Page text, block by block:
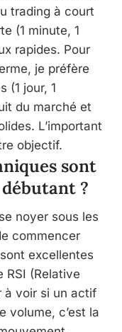
trading à court
(1 minute, 1
rapides. Pour
je préfère
(1 jour, 1
du marché et
L’important
objectif.
sont
?
noyer sous les
commencer
excellentes
RSI (Relative
à voir si un actif
volume, c’est la